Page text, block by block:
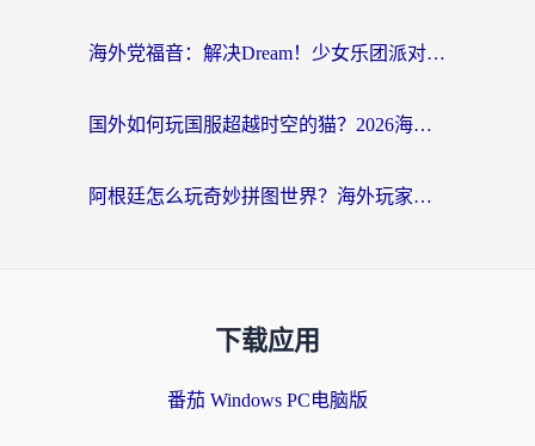
海外党福音：解决Dream！少女乐团派对！国外延迟的实用指南，附北美英国游戏加速方案
国外如何玩国服超越时空的猫？2026海外党必看的加速器选择指南
阿根廷怎么玩奇妙拼图世界？海外玩家国服游戏加速全攻略（附帕斯卡契约战舰少女解决方案）
下载应用
番茄 Windows PC电脑版